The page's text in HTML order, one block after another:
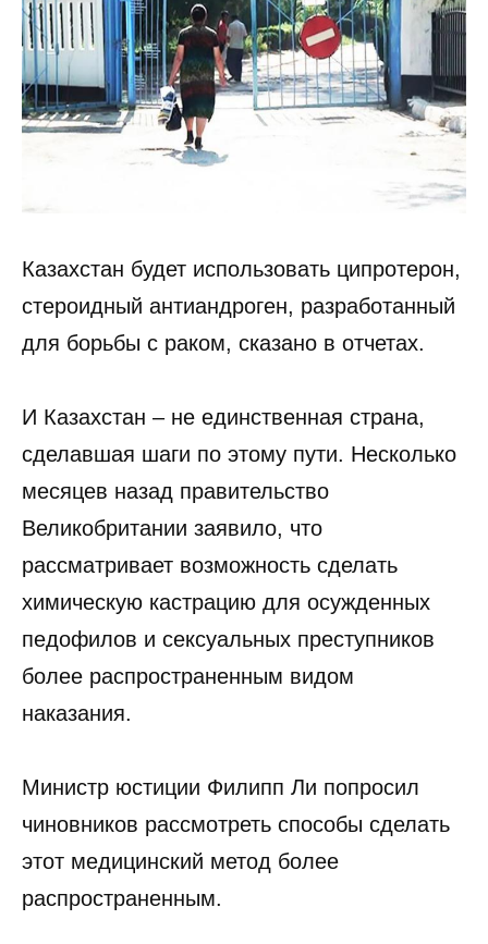
Казахстан будет использовать ципротерон,
стероидный антиандроген, разработанный
для борьбы с раком, сказано в отчетах.
И Казахстан – не единственная страна,
сделавшая шаги по этому пути. Несколько
месяцев назад правительство
Великобритании заявило, что
рассматривает возможность сделать
химическую кастрацию для осужденных
педофилов и сексуальных преступников
более распространенным видом
наказания.
Министр юстиции Филипп Ли попросил
чиновников рассмотреть способы сделать
этот медицинский метод более
распространенным.